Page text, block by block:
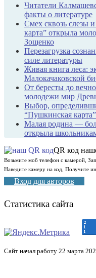
Читатели
факты о литературе
Смех сквозь слезы
карта” открыла
Зощенко
Перезагрузка
силе литературы
Живая книга леса:
Малокачаковской
От бересты до
молодежи мир
Выбор,
“Пушкинская
Малая родина —
открыла
QR код
Возьмите моб телефон с камерой,
Наведите камеру на код, Получите
Вход для авторов
Статистика сайта
Сайт начал работу 22 марта